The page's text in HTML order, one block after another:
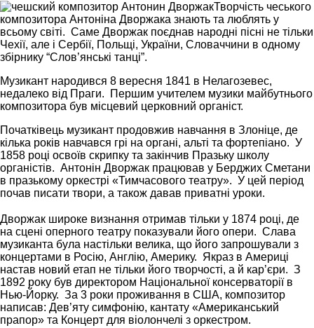
Творчість чеського
композитора Антоніна Дворжака знають та люблять у
всьому світі. Саме Дворжак поєднав народні пісні не тільки
Чехії, але і Сербії, Польщі, України, Словаччини в одному
збірнику “Слов’янські танці”.
Музикант народився 8 вересня 1841 в Нелагозевес,
недалеко від Праги. Першим учителем музики майбутнього
композитора був місцевий церковний органіст.
Початківець музикант продовжив навчання в Злоніце, де
кілька років навчався грі на органі, альті та фортепіано. У
1858 році освоїв скрипку та закінчив Празьку школу
органістів. Антонін Дворжак працював у Берджих Сметани
в празькому оркестрі «Тимчасового театру». У цей період
почав писати твори, а також давав приватні уроки.
Дворжак широке визнання отримав тільки у 1874 році, де
на сцені оперного театру показували його опери. Слава
музиканта була настільки велика, що його запрошували з
концертами в Росію, Англію, Америку. Якраз в Америці
настав новий етап не тільки його творчості, а й кар’єри. З
1892 року був директором Національної консерваторії в
Нью-Йорку. За 3 роки проживання в США, композитор
написав: Дев’яту симфонію, кантату «Американський
прапор» та Концерт для віолончелі з оркестром.